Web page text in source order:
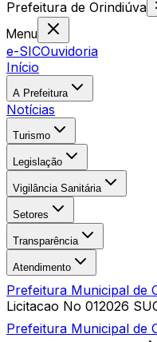
Prefeitura de Orindiúva
Menu
e-SICOuvidoria
Início
A Prefeitura
Notícias
Turismo
Legislação
Vigilância Sanitária
Setores
Transparência
Atendimento
Prefeitura Municipal de
Licitacao No 012026
Prefeitura Municipal de